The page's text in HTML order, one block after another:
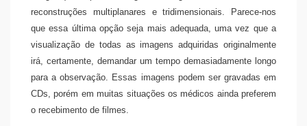
reconstruções multiplanares e tridimensionais. Parece-nos
que essa última opção seja mais adequada, uma vez que a
visualização de todas as imagens adquiridas originalmente
irá, certamente, demandar um tempo demasiadamente longo
para a observação. Essas imagens podem ser gravadas em
CDs, porém em muitas situações os médicos ainda preferem
o recebimento de filmes.